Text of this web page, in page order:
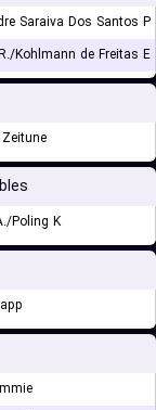
Poling K.